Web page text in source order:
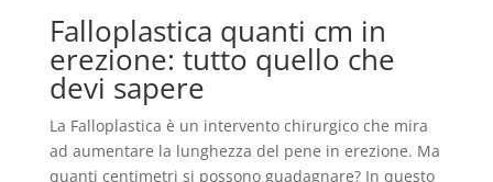
Falloplastica quanti cm in
erezione: tutto quello che
devi sapere
La Falloplastica è un intervento chirurgico che mira
ad aumentare la lunghezza del pene in erezione. Ma
quanti centimetri si possono guadagnare? In questo